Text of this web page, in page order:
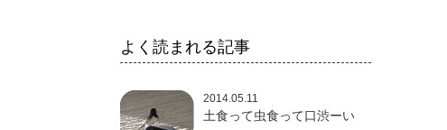
よく読まれる記事
2014.05.11
土食って虫食って口渋ーい